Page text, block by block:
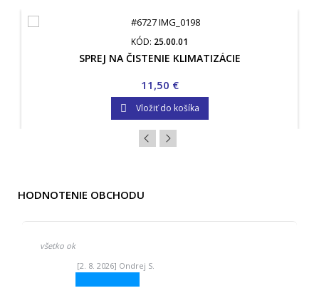
KÓD: 25.00.01
SPREJ NA ČISTENIE KLIMATIZÁCIE
Cena
11,50 €
 Vložiť do košíka
HODNOTENIE OBCHODU
všetko ok
[2. 8. 2026] Ondrej S.